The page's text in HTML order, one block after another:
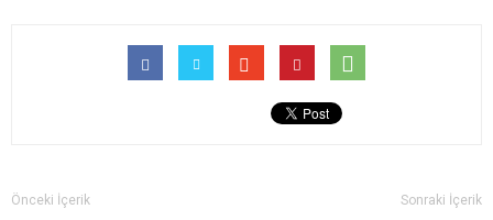
Önceki İçerik Sonraki İçerik